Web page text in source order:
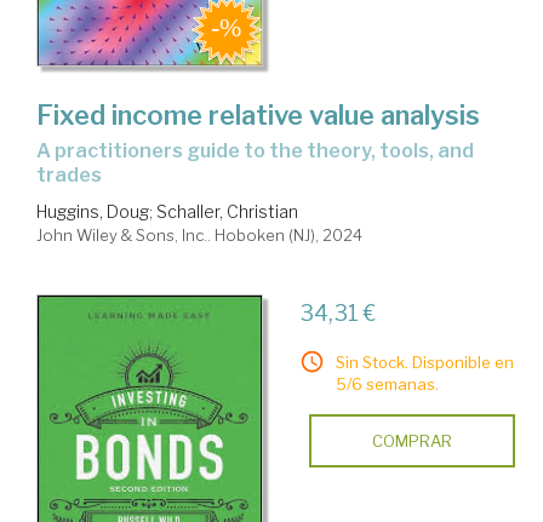
Fixed income relative value analysis
a practitioners guide to the theory, tools, and
trades
Huggins, Doug; Schaller, Christian
John Wiley & Sons, Inc.. Hoboken (NJ), 2024
34,31 €
Sin Stock. Disponible en
5/6 semanas.
COMPRAR